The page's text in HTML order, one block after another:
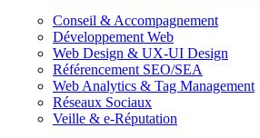
Conseil & Accompagnement
Développement Web
Web Design & UX-UI Design
Référencement SEO/SEA
Web Analytics & Tag Management
Réseaux Sociaux
Veille & e-Réputation